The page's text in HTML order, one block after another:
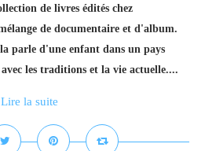
de livres édités chez
de documentaire et d'album.
parle d'une enfant dans un pays
les traditions et la vie actuelle....
Lire la suite